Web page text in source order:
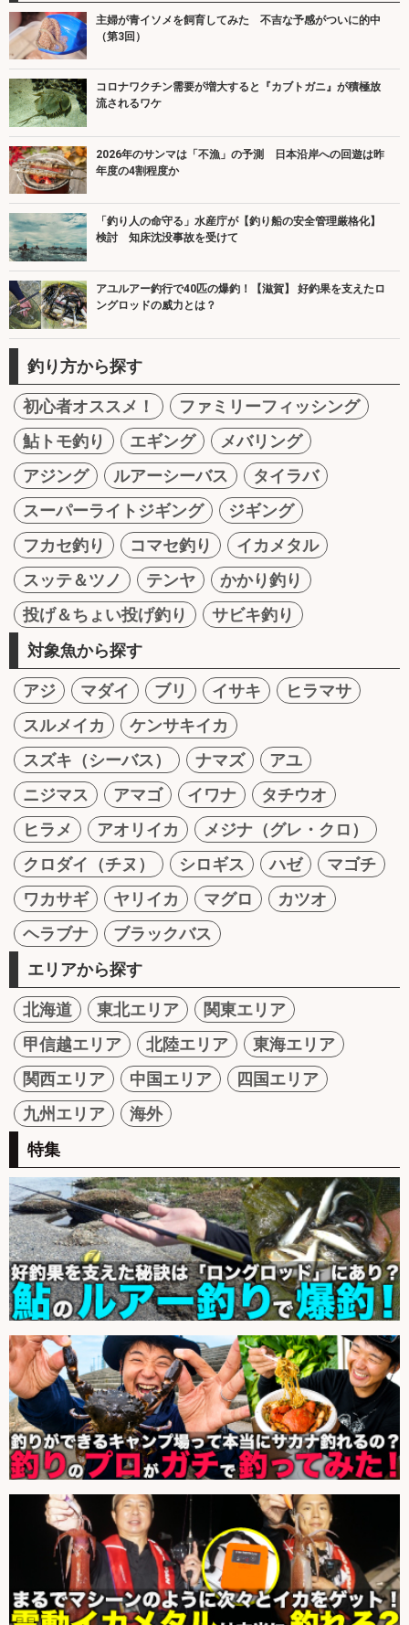
主婦が青イソメを飼育してみた 不吉な予感がついに的中
（第3回）
コロナワクチン需要が増大すると『カブトガニ』が積極放
流されるワケ
2026年のサンマは「不漁」の予測 日本沿岸への回遊は昨
年度の4割程度か
「釣り人の命守る」水産庁が【釣り船の安全管理厳格化】
検討 知床沈没事故を受けて
アユルアー釣行で40匹の爆釣！【滋賀】 好釣果を支えたロ
ングロッドの威力とは？
釣り方から探す
初心者オススメ！
ファミリーフィッシング
鮎トモ釣り
エギング
メバリング
アジング
ルアーシーバス
タイラバ
スーパーライトジギング
ジギング
フカセ釣り
コマセ釣り
イカメタル
スッテ＆ツノ
テンヤ
かかり釣り
投げ＆ちょい投げ釣り
サビキ釣り
対象魚から探す
アジ マダイ ブリ イサキ
ヒラマサ
スルメイカ
ケンサキイカ
スズキ（シーバス）
ナマズ
アユ
ニジマス
アマゴ イワナ
タチウオ
ヒラメ
アオリイカ
メジナ（グレ・クロ）
クロダイ（チヌ）
シロギス ハゼ
マゴチ
ワカサギ
ヤリイカ マグロ
カツオ
ヘラブナ
ブラックバス
エリアから探す
北海道 東北エリア
関東エリア
甲信越エリア
北陸エリア
東海エリア
関西エリア
中国エリア
四国エリア
九州エリア
海外
特集